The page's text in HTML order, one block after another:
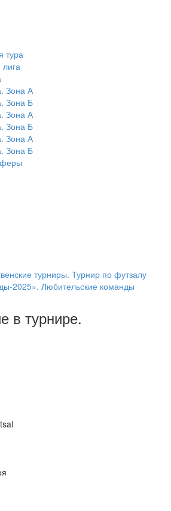
тура
Зона А
Зона Б
Зона А
Зона Б
Зона А
Зона Б
турниры. Турнир по футзалу
2025». Любительские команды
в турнире.